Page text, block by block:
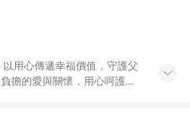
用心傳遞幸福價值，守護父
擔的愛與關懷，用心呵護每
東西、來直營購物網消費最